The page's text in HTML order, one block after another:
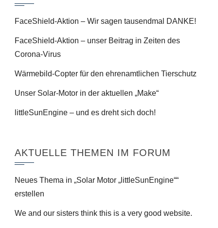
FaceShield-Aktion – Wir sagen tausendmal DANKE!
FaceShield-Aktion – unser Beitrag in Zeiten des
Corona-Virus
Wärmebild-Copter für den ehrenamtlichen Tierschutz
Unser Solar-Motor in der aktuellen „Make“
littleSunEngine – und es dreht sich doch!
AKTUELLE THEMEN IM FORUM
Neues Thema in „Solar Motor „littleSunEngine““
erstellen
We and our sisters think this is a very good website.